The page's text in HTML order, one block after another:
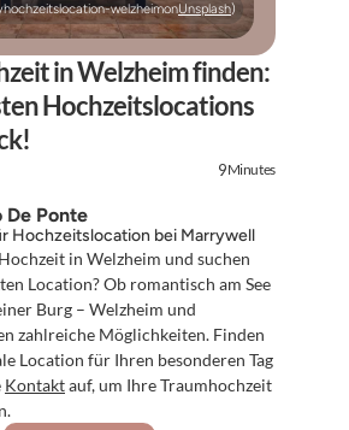
hochzeitslocation-welzheimonUnsplash)
in Welzheim finden:
Hochzeitslocations
9Minutes
De Ponte
Hochzeitslocation bei Marrywell
in Welzheim und suchen
Location? Ob romantisch am See
Burg – Welzheim und
zahlreiche Möglichkeiten. Finden
Location für Ihren besonderen Tag
Kontakt auf, um Ihre Traumhochzeit